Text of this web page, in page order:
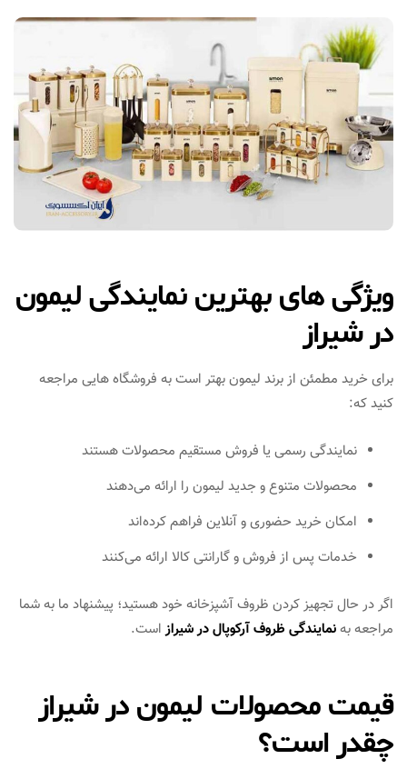
ویژگی‌ های بهترین نمایندگی لیمون
در شیراز
برای خرید مطمئن از برند لیمون بهتر است به فروشگاه‌ هایی مراجعه
کنید که:
نمایندگی رسمی یا فروش مستقیم محصولات هستند
محصولات متنوع و جدید لیمون را ارائه می‌دهند
امکان خرید حضوری و آنلاین فراهم کرده‌اند
خدمات پس از فروش و گارانتی کالا ارائه می‌کنند
اگر در حال تجهیز کردن ظروف آشپزخانه خود هستید؛ پیشنهاد ما به شما
مراجعه به نمایندگی ظروف آرکوپال در شیرازاست.
قیمت محصولات لیمون در شیراز
چقدر است؟